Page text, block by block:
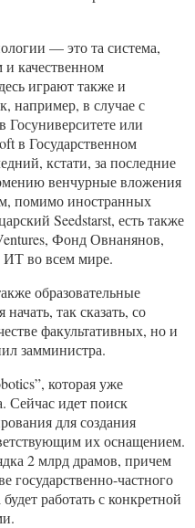
— это та система,
и качественном
играют также и
например, в случае с
или
в Государственном
кстати, за последние
венчурные вложения
помимо иностранных
Seedstarst, есть также
Фонд Овнанянов,
ИТ во всем мире.
образовательные
так сказать, со
факультативных, но и
замминистра.
которая уже
Сейчас идет поиск
для создания
их оснащением.
2 млрд драмов, причем
государственно-частного
работать с конкретной